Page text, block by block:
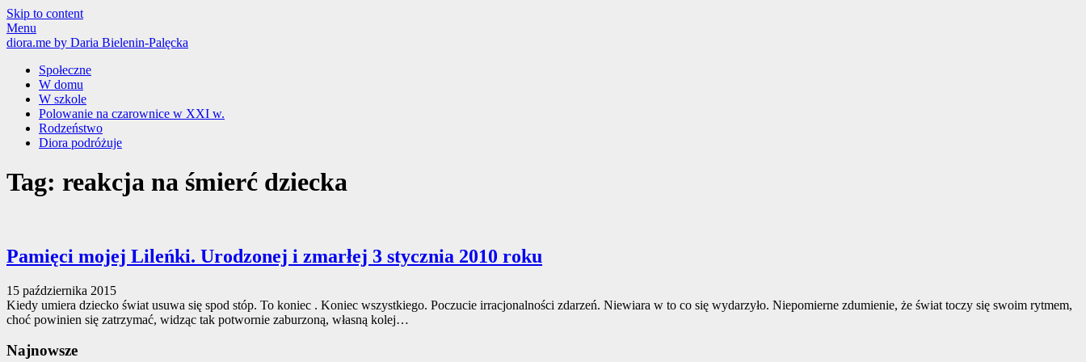
Skip to content
Menu
diora.me by Daria Bielenin-Palęcka
Społeczne
W domu
W szkole
Polowanie na czarownice w XXI w.
Rodzeństwo
Diora podróżuje
Tag: reakcja na śmierć dziecka
Pamięci mojej Lileńki. Urodzonej i zmarłej 3 stycznia 2010 roku
15 października 2015
Kiedy umiera dziecko świat usuwa się spod stóp. To koniec . Koniec wszystkiego. Poczucie irracjonalności zdarzeń. Niewiara w to co się wydarzyło. Niepomierne zdumienie, że świat toczy się swoim rytmem,
choć powinien się zatrzymać, widząc tak potwornie zaburzoną, własną kolej…
Najnowsze